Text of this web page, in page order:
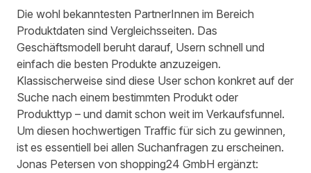
Die wohl bekanntesten PartnerInnen im Bereich
Produktdaten sind Vergleichsseiten. Das
Geschäftsmodell beruht darauf, Usern schnell und
einfach die besten Produkte anzuzeigen.
Klassischerweise sind diese User schon konkret auf der
Suche nach einem bestimmten Produkt oder
Produkttyp – und damit schon weit im Verkaufsfunnel.
Um diesen hochwertigen Traffic für sich zu gewinnen,
ist es essentiell bei allen Suchanfragen zu erscheinen.
Jonas Petersen von shopping24 GmbH ergänzt: